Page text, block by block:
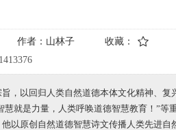
作者： 山林子
收藏：
，以回归人类自然道德本体文化精神、复
就是力量，人类呼唤道德智慧教育！”等
以原创自然道德智慧诗文传播人类先进自